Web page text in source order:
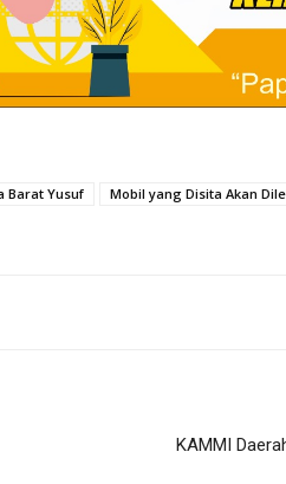
Barat Yusuf
Mobil yang Disita Akan
KAMMI